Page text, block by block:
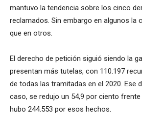
mantuvo la tendencia sobre los cinco
reclamados. Sin embargo en algunos la
que en otros.
El derecho de petición siguió siendo la
presentan más tutelas, con 110.197
de todas las tramitadas en el 2020. Ese
caso, se redujo un 54,9 por ciento frente
hubo 244.553 por esos hechos.